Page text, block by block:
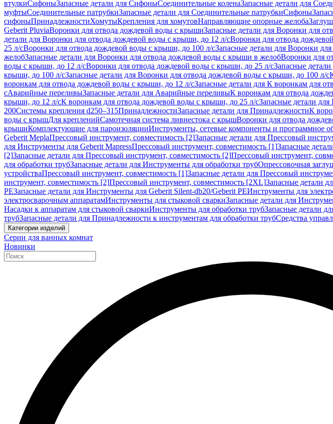
втулкиСифоныЗапасные детали для СифоныСоединительные коленаЗапасные детали для
муфтыСоединительные патрубкиЗапасные детали для Соединительные патрубкиСифоны
сифоныПринадлежностиХомутыКрепления для хомутовНаправляющие опорные желоба
Geberit PluviaВоронки для отвода дождевой воды с крышиЗапасные детали для Воронки для
детали для Воронки для отвода дождевой воды с крыши, до 12 л/сВоронки для отвода
25 л/сВоронки для отвода дождевой воды с крыши, до 100 л/сЗапасные детали для Воронки
желобЗапасные детали для Воронки для отвода дождевой воды с крыши в желобВоронки для
воды с крыши, до 12 л/сВоронки для отвода дождевой воды с крыши, до 25 л/сЗапасные
крыши, до 100 л/сЗапасные детали для Воронки для отвода дождевой воды с крыши, до 100 л/с
воронкам для отвода дождевой воды с крыши, до 12 л/сЗапасные детали для К воронкам для
сАварийные переливыЗапасные детали для Аварийные переливыК воронкам для отвода
крыши, до 12 л/сК воронкам для отвода дождевой воды с крыши, до 25 л/сЗапасные детали
200Системы крепления d250–315ПринадлежностиЗапасные детали для ПринадлежностиК
воды с крышДля крепленийСамотечная система ливнестока с крышВоронки для отвода
крышиКомплектующие для пароизоляцииИнструменты, сетевые компоненты и программное
Geberit MeplaПрессовый инструмент, совместимость [2]Запасные детали для Прессовый
для Инструменты для Geberit MapressПрессовый инструмент, совместимость [1]Запасные
[2]Запасные детали для Прессовый инструмент, совместимость [2]Прессовый инструмент,
для обработки трубЗапасные детали для Инструменты для обработки трубОпрессовочная
устройстваПрессовый инструмент, совместимость [1]Запасные детали для Прессовый
инструмент, совместимость [2]Прессовый инструмент, совместимость [2XL]Запасные детали
PEЗапасные детали для Инструменты для Geberit Silent-db20/Geberit PEИнструменты для
электросварочным аппаратамИнструменты для стыковой сваркиЗапасные детали для
Насадки к аппаратам для стыковой сваркиИнструменты для обработки трубЗапасные детали
трубЗапасные детали для Принадлежности к инструментам для обработки трубСредства
Категории изделий
Серии для ванных комнат
Новинки